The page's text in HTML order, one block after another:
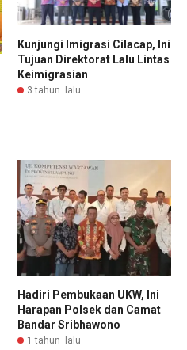
Kunjungi Imigrasi Cilacap, Ini
Tujuan Direktorat Lalu Lintas
Keimigrasian
3 tahun lalu
Hadiri Pembukaan UKW, Ini
Harapan Polsek dan Camat
Bandar Sribhawono
1 tahun lalu